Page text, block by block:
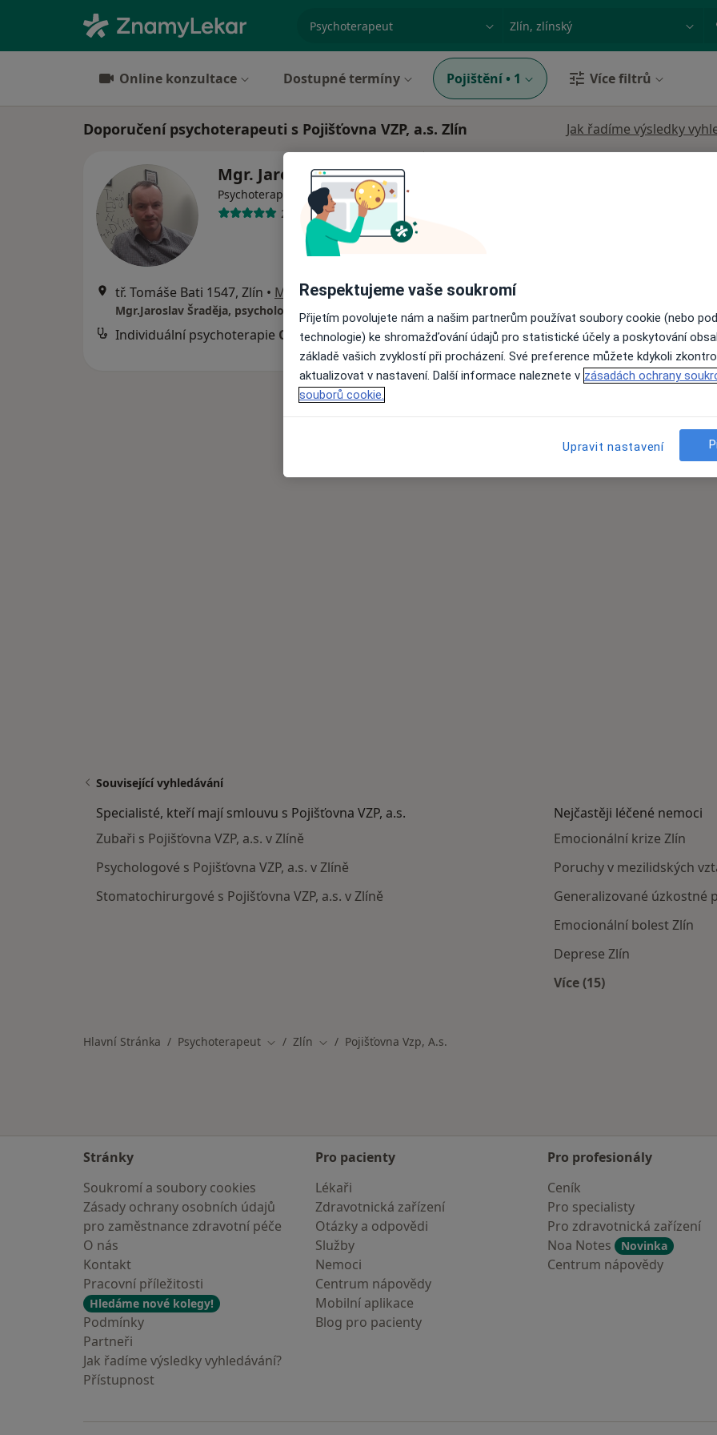
Město nebo region
Online konzultace Dostupné termíny Pojištění • 1 Více filtrů
Doporučení psychoterapeuti s Pojišťovna VZP, a.s. Zlín Jak řadíme výsledky
Mgr. Jaroslav Šraděja
Psychoterapeut, Psycholog·Více
2 názory
tř. Tomáše Bati 1547, Zlín • Mapa
Individuální psychoterapie Cena nebyla přidána
Související vyhledávání
Specialisté, kteří mají smlouvu s Pojišťovna VZP, a.s.
Zubaři s Pojišťovna VZP, a.s. v Zlíně
Psychologové s Pojišťovna VZP, a.s. v Zlíně
Stomatochirurgové s Pojišťovna VZP, a.s. v Zlíně
Nejčastěji léčené nemoci
Emocionální krize Zlín
Poruchy v mezilidských
Generalizované úzkostné
Emocionální bolest Zlín
Deprese Zlín
Více (15)
Hlavní Stránka Psychoterapeut Změna města
Zlín Změna města
Pojišťovna Vzp, A.s.
Stránky
Soukromí a soubory cookies
Zásady ochrany osobních údajů
pro zaměstnance zdravotní péče
O nás
Kontakt
Pracovní příležitosti
Hledáme nové kolegy!
Podmínky
Partneři
Jak řadíme výsledky vyhledávání?
Přístupnost
Pro pacienty
Lékaři
Zdravotnická zařízení
Otázky a odpovědi
Služby
Nemoci
Centrum nápovědy
Mobilní aplikace
Blog pro pacienty
Pro profesionály
Ceník
Pro specialisty
Pro zdravotnická zařízení
Noa Notes
Novinka
Centrum nápovědy
Respektujeme vaše soukromí
Přijetím povolujete nám a našim partnerům používat soubory cookie (nebo
technologie) ke shromažďování údajů pro statistické účely a poskytování
základě vašich zvyklostí při procházení. Své preference můžete kdykoli
aktualizovat v nastavení. Další informace naleznete v zásadách ochrany
souborů cookie.
Upravit nastavení